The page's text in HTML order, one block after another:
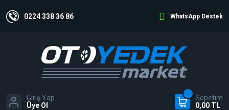
0224 338 36 86 WhatsApp Destek
Giriş Yap
Üye Ol
Sepetim
0,00 TL